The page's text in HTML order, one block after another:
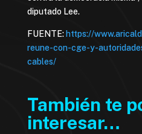
diputado Lee.
FUENTE: https://
reune-con-cge-y-
cables/
También te
interesar…